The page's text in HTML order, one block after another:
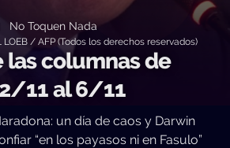
No Toquen Nada
/ AFP (Todos los derechos reservados)
las columnas de
11 al 6/11
un día de caos y Darwin
“en los payasos ni en Fasulo”